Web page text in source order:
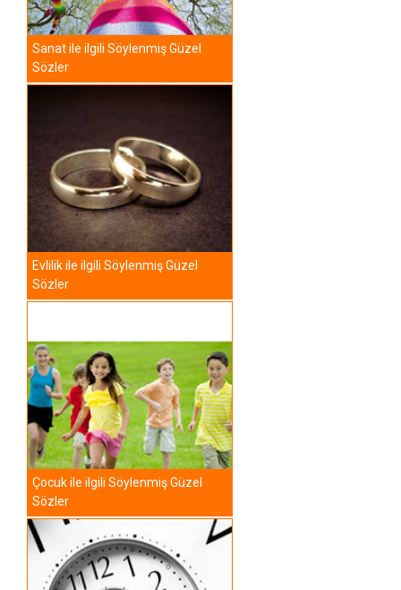
Sanat ile ilgili Söylenmiş Güzel
Sözler
Evlilik ile ilgili Söylenmiş Güzel
Sözler
Çocuk ile ilgili Söylenmiş Güzel
Sözler